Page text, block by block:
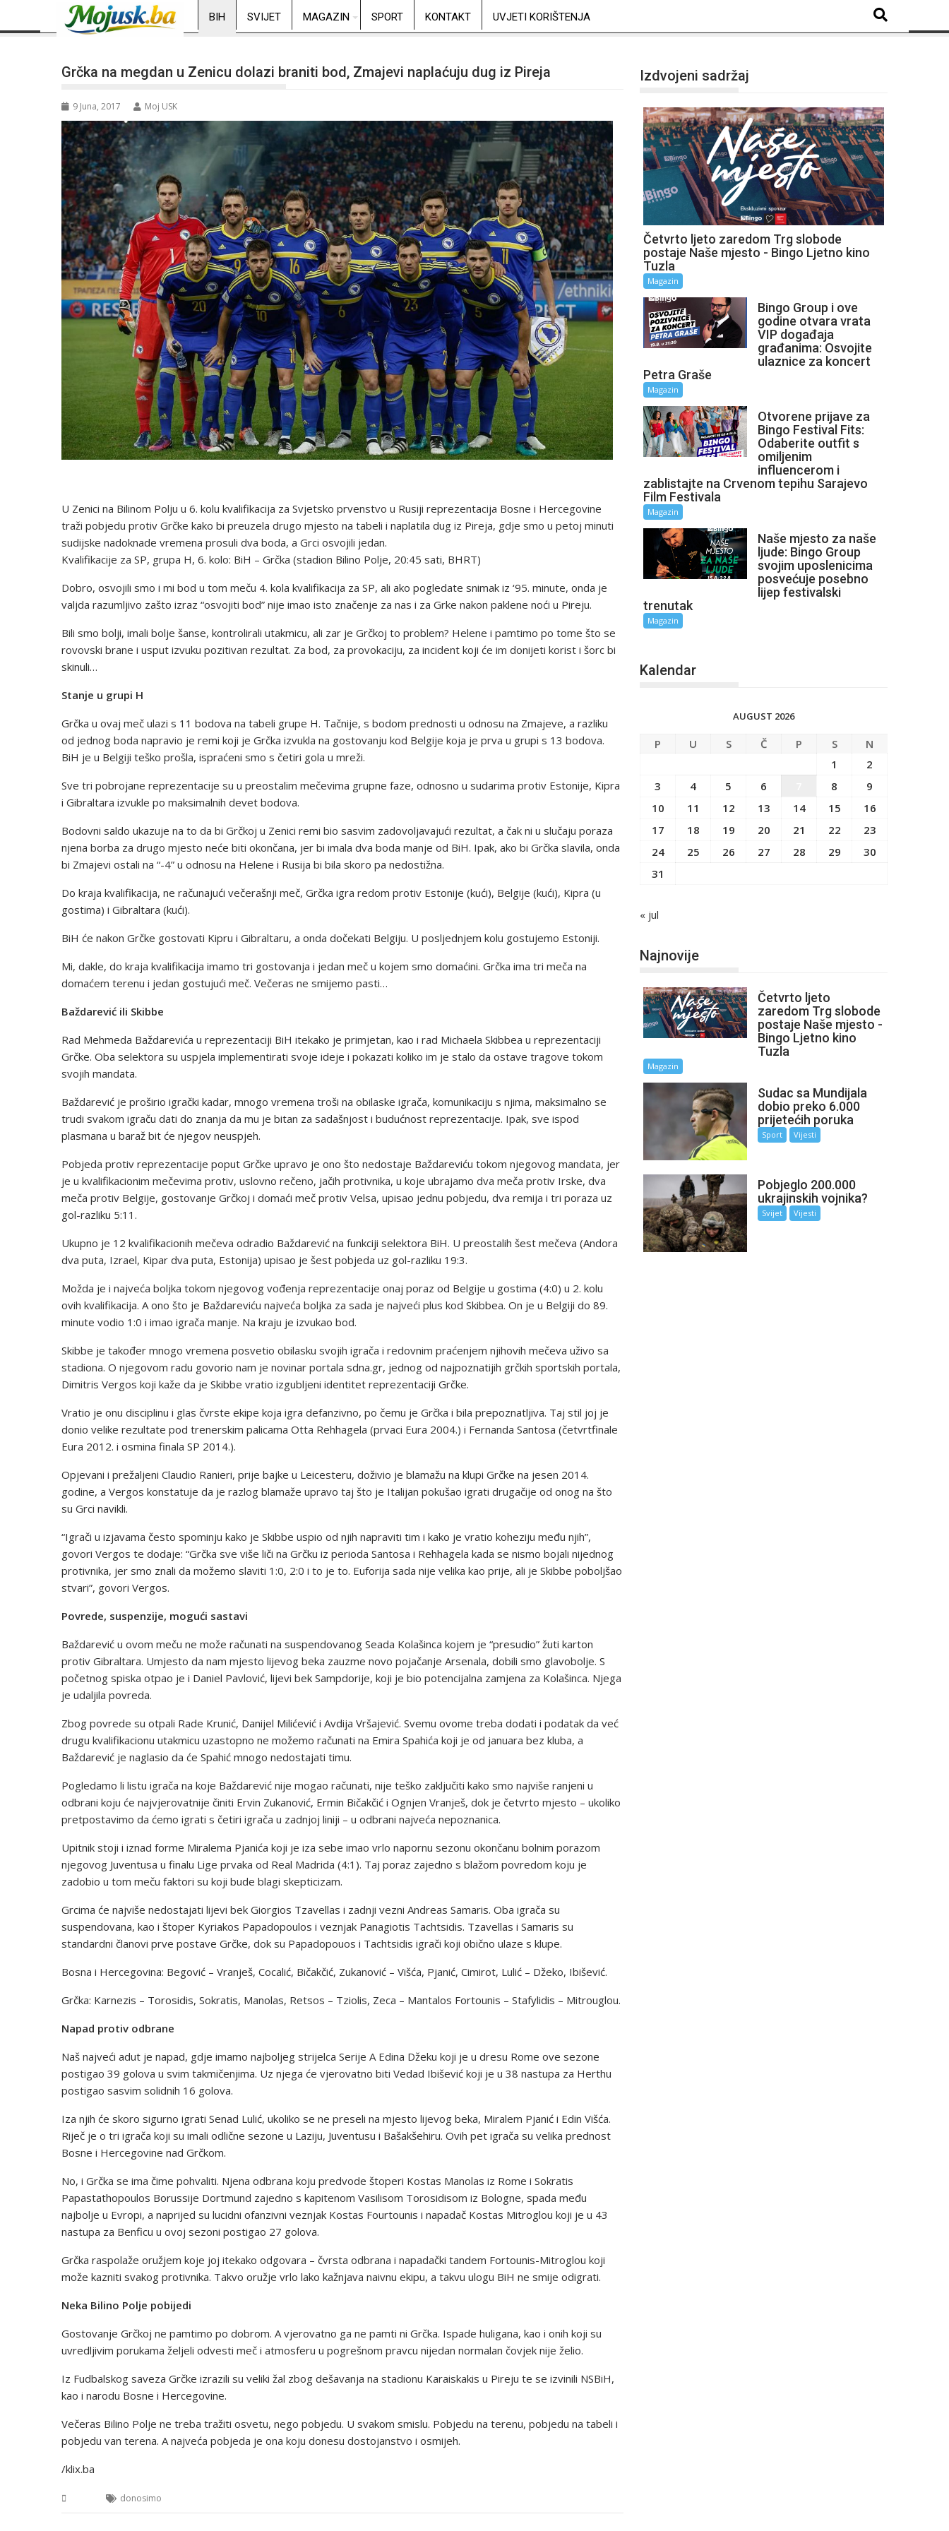
BIH SVIJET MAGAZIN SPORT KONTAKT UVJETI KORIŠTENJA
Grčka na megdan u Zenicu dolazi braniti bod, Zmajevi naplaćuju dug iz Pireja
9 Juna, 2017 Moj USK
U Zenici na Bilinom Polju u 6. kolu kvalifikacija za Svjetsko prvenstvo u Rusiji reprezentacija Bosne i Hercegovine
traži pobjedu protiv Grčke kako bi preuzela drugo mjesto na tabeli i naplatila dug iz Pireja, gdje smo u petoj minuti
sudijske nadoknade vremena prosuli dva boda, a Grci osvojili jedan.
Kvalifikacije za SP, grupa H, 6. kolo: BiH – Grčka (stadion Bilino Polje, 20:45 sati, BHRT)
Dobro, osvojili smo i mi bod u tom meču 4. kola kvalifikacija za SP, ali ako pogledate snimak iz ‘95. minute, onda je
valjda razumljivo zašto izraz “osvojiti bod” nije imao isto značenje za nas i za Grke nakon paklene noći u Pireju.
Bili smo bolji, imali bolje šanse, kontrolirali utakmicu, ali zar je Grčkoj to problem? Helene i pamtimo po tome što se
rovovski brane i usput izvuku pozitivan rezultat. Za bod, za provokaciju, za incident koji će im donijeti korist i šorc bi
skinuli…
Stanje u grupi H
Grčka u ovaj meč ulazi s 11 bodova na tabeli grupe H. Tačnije, s bodom prednosti u odnosu na Zmajeve, a razliku
od jednog boda napravio je remi koji je Grčka izvukla na gostovanju kod Belgije koja je prva u grupi s 13 bodova.
BiH je u Belgiji teško prošla, ispraćeni smo s četiri gola u mreži.
Sve tri pobrojane reprezentacije su u preostalim mečevima grupne faze, odnosno u sudarima protiv Estonije, Kipra
i Gibraltara izvukle po maksimalnih devet bodova.
Bodovni saldo ukazuje na to da bi Grčkoj u Zenici remi bio sasvim zadovoljavajući rezultat, a čak ni u slučaju poraza
njena borba za drugo mjesto neće biti okončana, jer bi imala dva boda manje od BiH. Ipak, ako bi Grčka slavila, onda
bi Zmajevi ostali na “-4” u odnosu na Helene i Rusija bi bila skoro pa nedostižna.
Do kraja kvalifikacija, ne računajući večerašnji meč, Grčka igra redom protiv Estonije (kući), Belgije (kući), Kipra (u
gostima) i Gibraltara (kući).
BiH će nakon Grčke gostovati Kipru i Gibraltaru, a onda dočekati Belgiju. U posljednjem kolu gostujemo Estoniji.
Mi, dakle, do kraja kvalifikacija imamo tri gostovanja i jedan meč u kojem smo domaćini. Grčka ima tri meča na
domaćem terenu i jedan gostujući meč. Večeras ne smijemo pasti…
Baždarević ili Skibbe
Rad Mehmeda Baždarevića u reprezentaciji BiH itekako je primjetan, kao i rad Michaela Skibbea u reprezentaciji
Grčke. Oba selektora su uspjela implementirati svoje ideje i pokazati koliko im je stalo da ostave tragove tokom
svojih mandata.
Baždarević je proširio igrački kadar, mnogo vremena troši na obilaske igrača, komunikaciju s njima, maksimalno se
trudi svakom igraču dati do znanja da mu je bitan za sadašnjost i budućnost reprezentacije. Ipak, sve ispod
plasmana u baraž bit će njegov neuspjeh.
Pobjeda protiv reprezentacije poput Grčke upravo je ono što nedostaje Baždareviću tokom njegovog mandata, jer
je u kvalifikacionim mečevima protiv, uslovno rečeno, jačih protivnika, u koje ubrajamo dva meča protiv Irske, dva
meča protiv Belgije, gostovanje Grčkoj i domaći meč protiv Velsa, upisao jednu pobjedu, dva remija i tri poraza uz
gol-razliku 5:11.
Ukupno je 12 kvalifikacionih mečeva odradio Baždarević na funkciji selektora BiH. U preostalih šest mečeva (Andora
dva puta, Izrael, Kipar dva puta, Estonija) upisao je šest pobjeda uz gol-razliku 19:3.
Možda je i najveća boljka tokom njegovog vođenja reprezentacije onaj poraz od Belgije u gostima (4:0) u 2. kolu
ovih kvalifikacija. A ono što je Baždareviću najveća boljka za sada je najveći plus kod Skibbea. On je u Belgiji do 89.
minute vodio 1:0 i imao igrača manje. Na kraju je izvukao bod.
Skibbe je također mnogo vremena posvetio obilasku svojih igrača i redovnim praćenjem njihovih mečeva uživo sa
stadiona. O njegovom radu govorio nam je novinar portala sdna.gr, jednog od najpoznatijih grčkih sportskih portala,
Dimitris Vergos koji kaže da je Skibbe vratio izgubljeni identitet reprezentaciji Grčke.
Vratio je onu disciplinu i glas čvrste ekipe koja igra defanzivno, po čemu je Grčka i bila prepoznatljiva. Taj stil joj je
donio velike rezultate pod trenerskim palicama Otta Rehhagela (prvaci Eura 2004.) i Fernanda Santosa (četvrtfinale
Eura 2012. i osmina finala SP 2014.).
Opjevani i prežaljeni Claudio Ranieri, prije bajke u Leicesteru, doživio je blamažu na klupi Grčke na jesen 2014.
godine, a Vergos konstatuje da je razlog blamaže upravo taj što je Italijan pokušao igrati drugačije od onog na što
su Grci navikli.
“Igrači u izjavama često spominju kako je Skibbe uspio od njih napraviti tim i kako je vratio koheziju među njih”,
govori Vergos te dodaje: “Grčka sve više liči na Grčku iz perioda Santosa i Rehhagela kada se nismo bojali nijednog
protivnika, jer smo znali da možemo slaviti 1:0, 2:0 i to je to. Euforija sada nije velika kao prije, ali je Skibbe poboljšao
stvari”, govori Vergos.
Povrede, suspenzije, mogući sastavi
Baždarević u ovom meču ne može računati na suspendovanog Seada Kolašinca kojem je “presudio” žuti karton
protiv Gibraltara. Umjesto da nam mjesto lijevog beka zauzme novo pojačanje Arsenala, dobili smo glavobolje. S
početnog spiska otpao je i Daniel Pavlović, lijevi bek Sampdorije, koji je bio potencijalna zamjena za Kolašinca. Njega
je udaljila povreda.
Zbog povrede su otpali Rade Krunić, Danijel Milićević i Avdija Vršajević. Svemu ovome treba dodati i podatak da već
drugu kvalifikacionu utakmicu uzastopno ne možemo računati na Emira Spahića koji je od januara bez kluba, a
Baždarević je naglasio da će Spahić mnogo nedostajati timu.
Pogledamo li listu igrača na koje Baždarević nije mogao računati, nije teško zaključiti kako smo najviše ranjeni u
odbrani koju će najvjerovatnije činiti Ervin Zukanović, Ermin Bičakčić i Ognjen Vranješ, dok je četvrto mjesto – ukoliko
pretpostavimo da ćemo igrati s četiri igrača u zadnjoj liniji – u odbrani najveća nepoznanica.
Upitnik stoji i iznad forme Miralema Pjanića koji je iza sebe imao vrlo napornu sezonu okončanu bolnim porazom
njegovog Juventusa u finalu Lige prvaka od Real Madrida (4:1). Taj poraz zajedno s blažom povredom koju je
zadobio u tom meču faktori su koji bude blagi skepticizam.
Grcima će najviše nedostajati lijevi bek Giorgios Tzavellas i zadnji vezni Andreas Samaris. Oba igrača su
suspendovana, kao i štoper Kyriakos Papadopoulos i veznjak Panagiotis Tachtsidis. Tzavellas i Samaris su
standardni članovi prve postave Grčke, dok su Papadopouos i Tachtsidis igrači koji obično ulaze s klupe.
Bosna i Hercegovina: Begović – Vranješ, Cocalić, Bičakčić, Zukanović – Višća, Pjanić, Cimirot, Lulić – Džeko, Ibišević.
Grčka: Karnezis – Torosidis, Sokratis, Manolas, Retsos – Tziolis, Zeca – Mantalos Fortounis – Stafylidis – Mitrouglou.
Napad protiv odbrane
Naš najveći adut je napad, gdje imamo najboljeg strijelca Serije A Edina Džeku koji je u dresu Rome ove sezone
postigao 39 golova u svim takmičenjima. Uz njega će vjerovatno biti Vedad Ibišević koji je u 38 nastupa za Herthu
postigao sasvim solidnih 16 golova.
Iza njih će skoro sigurno igrati Senad Lulić, ukoliko se ne preseli na mjesto lijevog beka, Miralem Pjanić i Edin Višća.
Riječ je o tri igrača koji su imali odlične sezone u Laziju, Juventusu i Bašakšehiru. Ovih pet igrača su velika prednost
Bosne i Hercegovine nad Grčkom.
No, i Grčka se ima čime pohvaliti. Njena odbrana koju predvode štoperi Kostas Manolas iz Rome i Sokratis
Papastathopoulos Borussije Dortmund zajedno s kapitenom Vasilisom Torosidisom iz Bologne, spada među
najbolje u Evropi, a naprijed su lucidni ofanzivni veznjak Kostas Fourtounis i napadač Kostas Mitroglou koji je u 43
nastupa za Benficu u ovoj sezoni postigao 27 golova.
Grčka raspolaže oružjem koje joj itekako odgovara – čvrsta odbrana i napadački tandem Fortounis-Mitroglou koji
može kazniti svakog protivnika. Takvo oružje vrlo lako kažnjava naivnu ekipu, a takvu ulogu BiH ne smije odigrati.
Neka Bilino Polje pobijedi
Gostovanje Grčkoj ne pamtimo po dobrom. A vjerovatno ga ne pamti ni Grčka. Ispade huligana, kao i onih koji su
uvredljivim porukama željeli odvesti meč i atmosferu u pogrešnom pravcu nijedan normalan čovjek nije želio.
Iz Fudbalskog saveza Grčke izrazili su veliki žal zbog dešavanja na stadionu Karaiskakis u Pireju te se izvinili NSBiH,
kao i narodu Bosne i Hercegovine.
Večeras Bilino Polje ne treba tražiti osvetu, nego pobjedu. U svakom smislu. Pobjedu na terenu, pobjedu na tabeli i
pobjedu van terena. A najveća pobjeda je ona koju donesu dostojanstvo i osmijeh.
/klix.ba
donosimo
Izdvojeni sadržaj
Četvrto ljeto zaredom Trg slobode
postaje Naše mjesto - Bingo Ljetno kino
Tuzla
Magazin
Bingo Group i ove
godine otvara vrata
VIP događaja
građanima: Osvojite
ulaznice za koncert
Petra Graše
Magazin
Otvorene prijave za
Bingo Festival Fits:
Odaberite outfit s
omiljenim
influencerom i
zablistajte na Crvenom tepihu Sarajevo
Film Festivala
Magazin
Naše mjesto za naše
ljude: Bingo Group
svojim uposlenicima
posvećuje posebno
lijep festivalski
trenutak
Magazin
Kalendar
AUGUST 2026
P U S Č P S
N
1
2
3
4 5 6 8
9
10
11 12 13 14 15
16
17
18 19 20 21 22
23
24
25 26 27 28 29
30
31
« jul
Najnovije
Četvrto ljeto
zaredom Trg slobode
postaje Naše mjesto -
Bingo Ljetno kino
Tuzla
Magazin
Sudac sa Mundijala
dobio preko 6.000
prijetećih poruka
Sport Vijesti
Pobjeglo 200.000
ukrajinskih vojnika?
Svijet Vijesti